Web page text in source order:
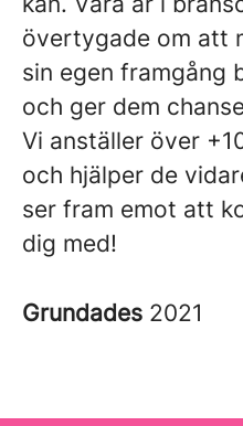
övertygade om att
sin egen framgång
och ger dem
Vi anställer över
och hjälper de
ser fram emot att
dig med!
Grundades 2021